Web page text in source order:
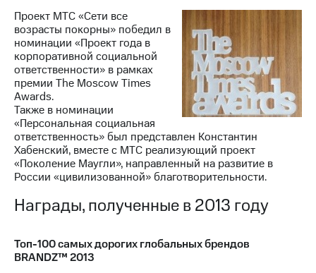
Проект МТС «Сети все
возрасты покорны» победил в
номинации «Проект года в
корпоративной социальной
ответственности» в рамках
премии The Moscow Times
Awards.
Также в номинации
«Персональная социальная
ответственность» был представлен Константин
Хабенский, вместе с МТС реализующий проект
«Поколение Маугли», направленный на развитие в
России «цивилизованной» благотворительности.
Награды, полученные в 2013 году
Топ-100 самых дорогих глобальных брендов
BRANDZ™ 2013